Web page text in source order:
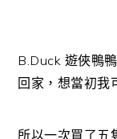
B.Duck 遊俠鴨
回家，想當初我
所以一次買了五